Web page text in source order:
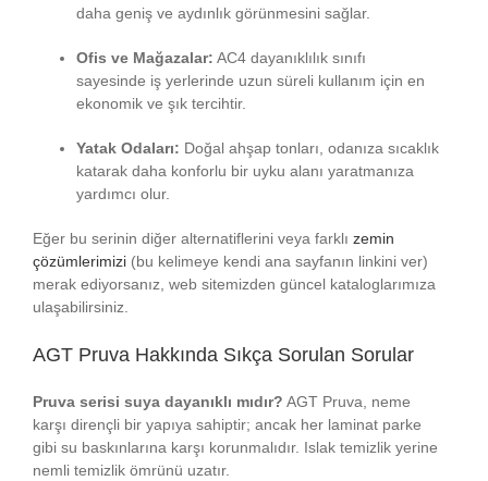
daha geniş ve aydınlık görünmesini sağlar.
Ofis ve Mağazalar: AC4 dayanıklılık sınıfı
sayesinde iş yerlerinde uzun süreli kullanım için en
ekonomik ve şık tercihtir.
Yatak Odaları: Doğal ahşap tonları, odanıza sıcaklık
katarak daha konforlu bir uyku alanı yaratmanıza
yardımcı olur.
Eğer bu serinin diğer alternatiflerini veya farklı zemin
çözümlerimizi(bu kelimeye kendi ana sayfanın linkini ver)
merak ediyorsanız, web sitemizden güncel kataloglarımıza
ulaşabilirsiniz.
AGT Pruva Hakkında Sıkça Sorulan Sorular
Pruva serisi suya dayanıklı mıdır? AGT Pruva, neme
karşı dirençli bir yapıya sahiptir; ancak her laminat parke
gibi su baskınlarına karşı korunmalıdır. Islak temizlik yerine
nemli temizlik ömrünü uzatır.